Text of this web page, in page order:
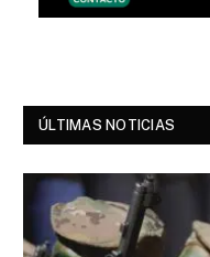
ÚLTIMAS NOTICIAS